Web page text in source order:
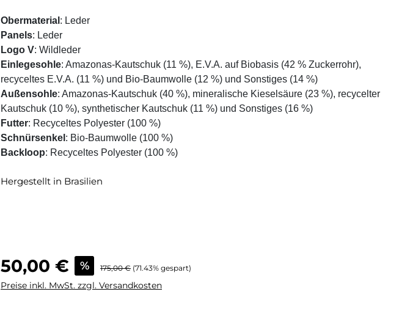
Obermaterial : Leder
Panels: Leder
Logo V: Wildleder
Einlegesohle: Amazonas-Kautschuk (11 %), E.V.A. auf Biobasis (42 % Zuckerrohr),
recyceltes E.V.A. (11 %) und Bio-Baumwolle (12 %) und Sonstiges (14 %)
Außensohle: Amazonas-Kautschuk (40 %), mineralische Kieselsäure (23 %), recycelter
Kautschuk (10 %), synthetischer Kautschuk (11 %) und Sonstiges (16 %)
Futter: Recyceltes Polyester (100 %)
Schnürsenkel : Bio-Baumwolle (100 %)
Backloop: Recyceltes Polyester (100 %)
Hergestellt in Brasilien
Verkaufspreis:
50,00 € % Regulärer Preis:
175,00 € (71.43% gespart)
Preise inkl. MwSt. zzgl. Versandkosten